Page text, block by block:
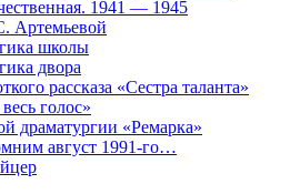
1941 — 1945
Артемьевой
школы
двора
рассказа «Сестра таланта»
голос»
драматургии «Ремарка»
август 1991-го…